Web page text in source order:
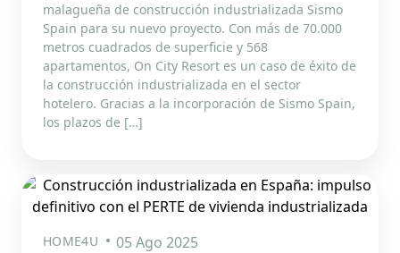
malagueña de construcción industrializada Sismo
Spain para su nuevo proyecto. Con más de 70.000
metros cuadrados de superficie y 568
apartamentos, On City Resort es un caso de éxito de
la construcción industrializada en el sector
hotelero. Gracias a la incorporación de Sismo Spain,
los plazos de […]
HOME4U 05 Ago 2025